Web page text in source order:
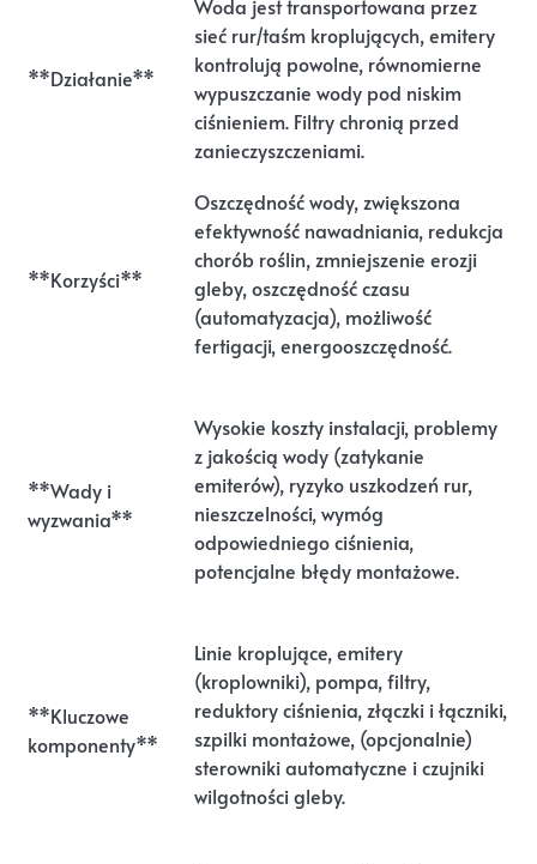
**Działanie**
Woda jest transportowana przez
sieć rur/taśm kroplujących, emitery
kontrolują powolne, równomierne
wypuszczanie wody pod niskim
ciśnieniem. Filtry chronią przed
zanieczyszczeniami.
**Korzyści**
Oszczędność wody, zwiększona
efektywność nawadniania, redukcja
chorób roślin, zmniejszenie erozji
gleby, oszczędność czasu
(automatyzacja), możliwość
fertigacji, energooszczędność.
**Wady i
wyzwania**
Wysokie koszty instalacji, problemy
z jakością wody (zatykanie
emiterów), ryzyko uszkodzeń rur,
nieszczelności, wymóg
odpowiedniego ciśnienia,
potencjalne błędy montażowe.
**Kluczowe
komponenty**
Linie kroplujące, emitery
(kroplowniki), pompa, filtry,
reduktory ciśnienia, złączki i łączniki,
szpilki montażowe, (opcjonalnie)
sterowniki automatyczne i czujniki
wilgotności gleby.